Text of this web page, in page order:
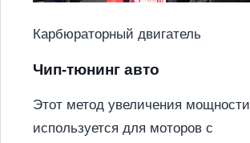
Карбюраторный двигатель
Чип-тюнинг авто
Этот метод увеличения мощности
используется для моторов с